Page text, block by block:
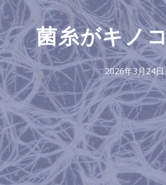
ー
菌糸がキノ
2026年3月24日